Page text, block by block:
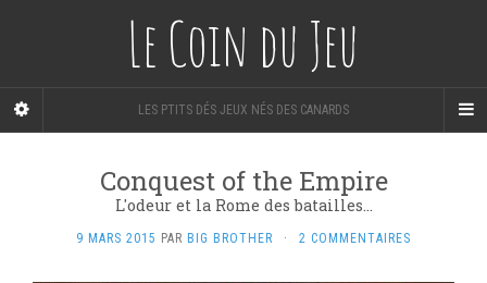
Le Coin du Jeu
LES PTITS DÉS JEUX NÉS DES CANARDS
Conquest of the Empire
L'odeur et la Rome des batailles...
9 MARS 2015 PAR BIG BROTHER · 2 COMMENTAIRES